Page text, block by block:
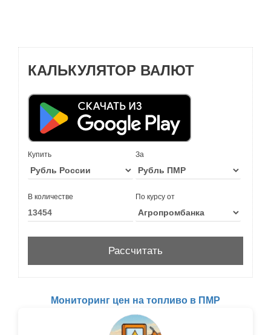
КАЛЬКУЛЯТОР ВАЛЮТ
Купить За
В количестве По курсу от
Мониторинг цен на топливо в ПМР